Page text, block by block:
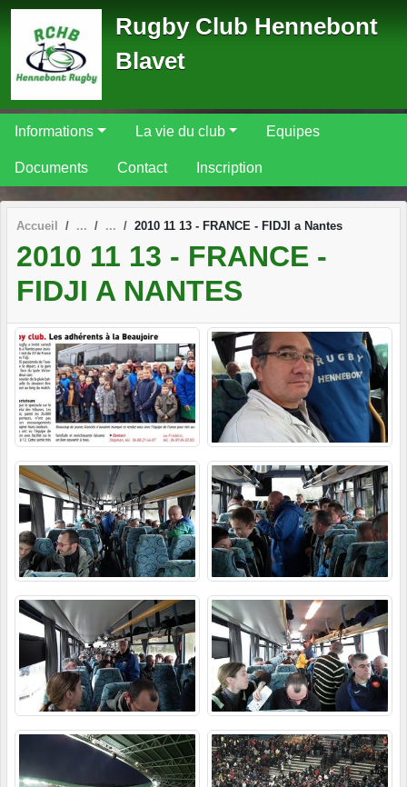
Rugby Club Hennebont
Blavet
Informations La vie du club Equipes
Documents Contact Inscription
Accueil 2010 11 13 - FRANCE - FIDJI a Nantes
2010 11 13 - FRANCE -
FIDJI A NANTES
Panneau de gestion des cookies